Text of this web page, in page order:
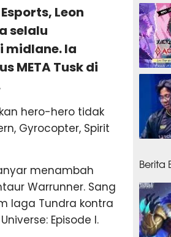
Leon
selalu
midlane. Ia
META Tusk di
hero-hero tidak
Gyrocopter, Spirit
menambah
Warrunner. Sang
laga Tundra kontra
Episode I.
1
1
Berita